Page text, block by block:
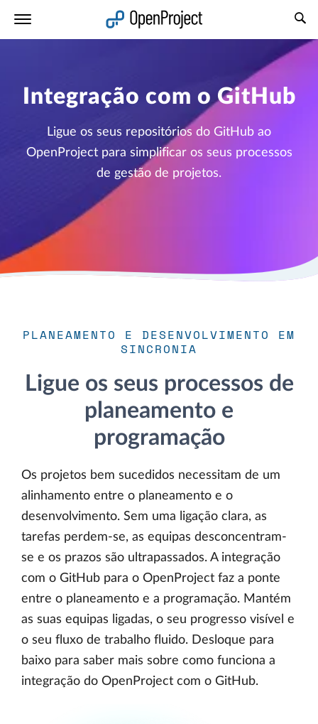
Integração com o GitHub
Ligue os seus repositórios do GitHub ao
OpenProject para simplificar os seus processos
de gestão de projetos.
PLANEAMENTO E DESENVOLVIMENTO EM
SINCRONIA
Ligue os seus processos de
planeamento e
programação
Os projetos bem sucedidos necessitam de um
alinhamento entre o planeamento e o
desenvolvimento. Sem uma ligação clara, as
tarefas perdem-se, as equipas desconcentram-
se e os prazos são ultrapassados. A integração
com o GitHub para o OpenProject faz a ponte
entre o planeamento e a programação. Mantém
as suas equipas ligadas, o seu progresso visível e
o seu fluxo de trabalho fluido. Desloque para
baixo para saber mais sobre como funciona a
integração do OpenProject com o GitHub.
Abrir a ligação num novo separador